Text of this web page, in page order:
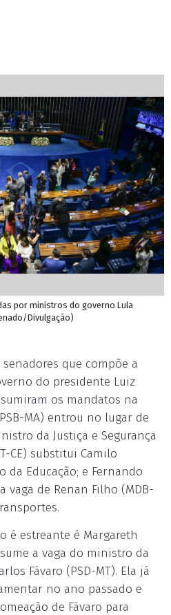
por ministros do governo Lula
Divulgação)
que compõe a
do presidente Luiz
os mandatos na
MA) entrou no lugar de
da Justiça e Segurança
CE) substitui Camilo
da Educação; e Fernando
vaga de Renan Filho (MDB-
é estreante é Margareth
a vaga do ministro da
Fávaro (PSD-MT). Ela já
no ano passado e
de Fávaro para